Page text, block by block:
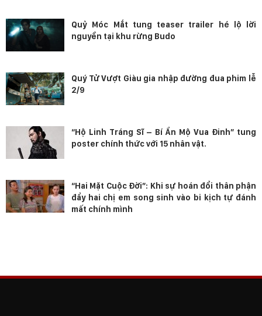
Quỷ Móc Mắt tung teaser trailer hé lộ lời
nguyền tại khu rừng Budo
Quý Tử Vượt Giàu gia nhập đường đua phim lễ
2/9
“Hộ Linh Tráng Sĩ – Bí Ẩn Mộ Vua Đinh” tung
poster chính thức với 15 nhân vật.
“Hai Mặt Cuộc Đời”: Khi sự hoán đổi thân phận
đẩy hai chị em song sinh vào bi kịch tự đánh
mất chính mình